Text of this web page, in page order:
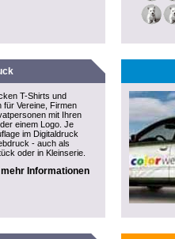
T-Shirts und
für Vereine, Firmen
mit Ihren
einem Logo. Je
im Digitaldruck
- auch als
oder in Kleinserie.
mehr Informationen